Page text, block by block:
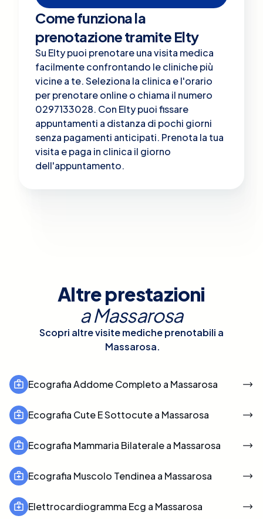
Come funziona la
prenotazione tramite Elty
Su Elty puoi prenotare una visita medica
facilmente confrontando le cliniche più
vicine a te. Seleziona la clinica e l'orario
per prenotare online o chiama il numero
0297133028. Con Elty puoi fissare
appuntamenti a distanza di pochi giorni
senza pagamenti anticipati. Prenota la tua
visita e paga in clinica il giorno
dell'appuntamento.
Altre prestazioni
aMassarosa
Scopri altre visite mediche prenotabili a
Massarosa.
Ecografia Addome Completo a Massarosa
Ecografia Cute E Sottocute a Massarosa
Ecografia Mammaria Bilaterale a Massarosa
Ecografia Muscolo Tendinea a Massarosa
Elettrocardiogramma Ecg a Massarosa